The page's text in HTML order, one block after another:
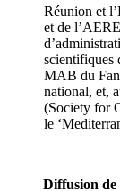
Réunion et
et de
scientifiques
MAB du
national, et,
(Society for
le
Diffusion de